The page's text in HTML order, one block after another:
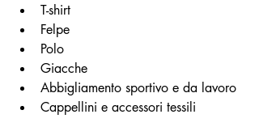
T-shirt
Felpe
Polo
Giacche
Abbigliamento sportivo e da lavoro
Cappellini e accessori tessili